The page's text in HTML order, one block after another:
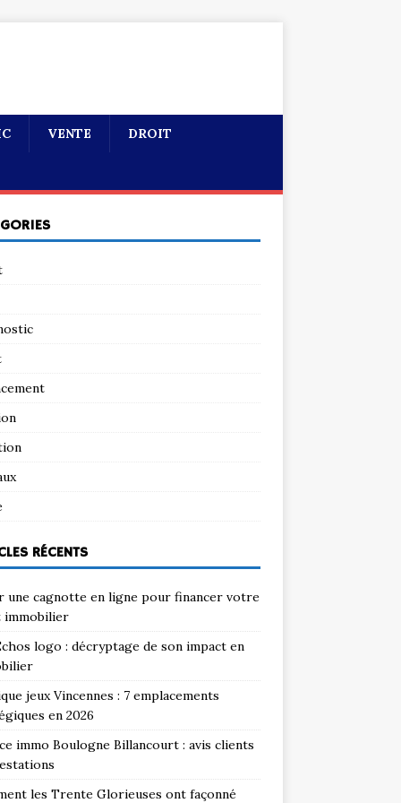
VENTE DROIT
RÉCENTS
une cagnotte en ligne pour financer votre
immobilier
logo : décryptage de son impact en
jeux Vincennes : 7 emplacements
en 2026
immo Boulogne Billancourt : avis clients
les Trente Glorieuses ont façonné